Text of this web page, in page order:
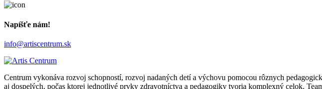
Napíšťe nám!
info@artiscentrum.sk
Centrum vykonáva rozvoj schopností, rozvoj nadaných detí a výchovu pomocou rôznych
aj dospelých, počas ktorej jednotlivé prvky zdravotníctva a pedagogiky tvoria komplexný celok.